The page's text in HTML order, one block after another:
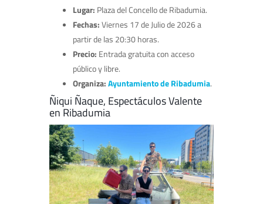
Lugar: Plaza del Concello de Ribadumia.
Fechas:Viernes 17 de Julio de 2026 a
partir de las 20:30 horas.
Precio: Entrada gratuita con acceso
público y libre.
Organiza:Ayuntamiento de Ribadumia.
Ñiqui Ñaque, Espectáculos Valente
en Ribadumia